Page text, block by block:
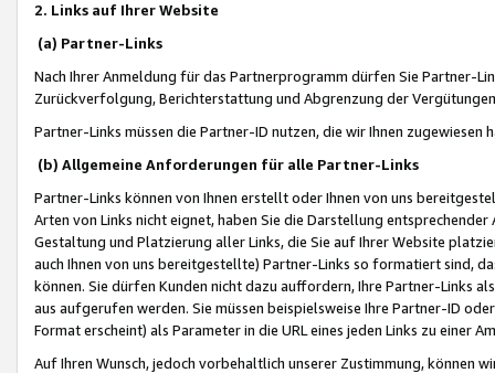
2. Links auf Ihrer Website
(a) Partner-Links
Nach Ihrer Anmeldung für das Partnerprogramm dürfen Sie Partner-
Zurückverfolgung, Berichterstattung und Abgrenzung der
Partner-Links müssen die Partner-ID nutzen, die wir Ihnen zugewiesen
(b) Allgemeine Anforderungen für alle Partner-Links
Partner-Links können von Ihnen erstellt oder Ihnen von uns
Arten von Links nicht eignet, haben Sie die Darstellung
Gestaltung und Platzierung aller Links, die Sie auf Ihrer Website
auch Ihnen von uns bereitgestellte) Partner-Links so formatiert sind,
können. Sie dürfen Kunden nicht dazu auffordern, Ihre Partner-Links
aus aufgerufen werden. Sie müssen beispielsweise Ihre Partner-ID
Format erscheint) als Parameter in die URL eines jeden Links zu einer
Auf Ihren Wunsch, jedoch vorbehaltlich unserer Zustimmung, können